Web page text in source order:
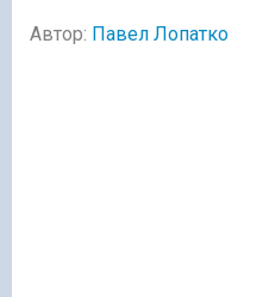
Автор: Павел Лопатко